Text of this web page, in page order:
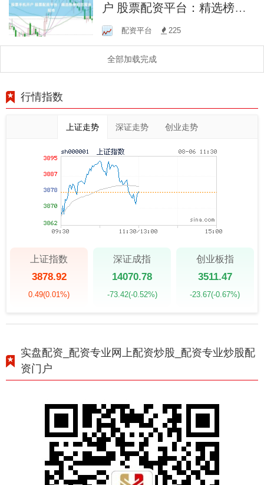
户 股票配资平台：精选榜单
助您掘金股市
配资平台 225
全部加载完成
行情指数
上证走势 深证走势 创业走势
上证指数
3878.92
0.49(0.01%)
深证成指
14070.78
-73.42(-0.52%)
创业板指
3511.47
-23.67(-0.67%)
实盘配资_配资专业网上配资炒股_配资专业炒股配
资门户